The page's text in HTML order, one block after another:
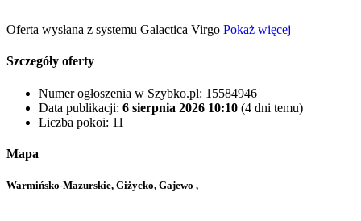
Oferta wysłana z systemu Galactica Virgo Pokaż więcej
Szczegóły oferty
Numer ogłoszenia w Szybko.pl: 15584946
Data publikacji: 6 sierpnia 2026 10:10 (4 dni temu)
Liczba pokoi: 11
Mapa
Warmińsko-Mazurskie, Giżycko, Gajewo ,